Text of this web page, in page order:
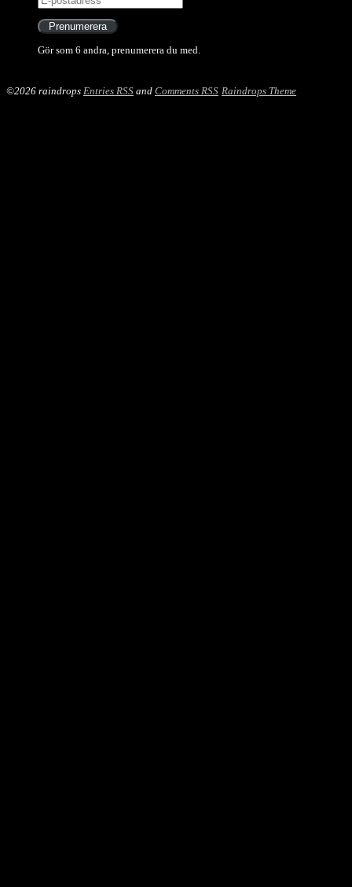
postadress
Prenumerera
Gör som 6 andra, prenumerera du med.
©2026 raindrops Entries RSS and Comments RSS Raindrops Theme